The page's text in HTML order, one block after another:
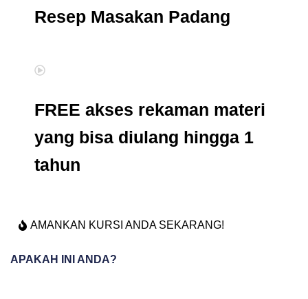
Resep Masakan Padang
FREE akses rekaman materi
yang bisa diulang hingga 1
tahun
AMANKAN KURSI ANDA SEKARANG!
APAKAH INI ANDA?